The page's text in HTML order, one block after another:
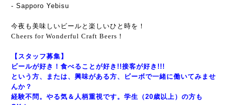
- Sapporo Yebisu
今夜も美味しいビールと楽しいひと時を！
Cheers for Wonderful Craft Beers！
【スタッフ募集】
ビールが好き！食べることが好き!!接客が好き!!!
という方、または、興味がある方、ビーボで一緒に働いてみませ
んか？
経験不問。やる気＆人柄重視です。学生（20歳以上）の方も